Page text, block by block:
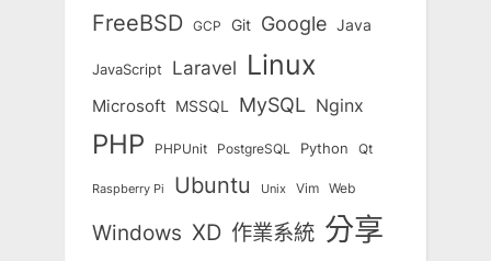
FreeBSD GCP Git Google Java
JavaScript Laravel Linux
Microsoft MSSQL MySQL Nginx
PHP PHPUnit PostgreSQL Python Qt
Raspberry Pi Ubuntu Unix Vim Web
Windows XD 作業系統 分享